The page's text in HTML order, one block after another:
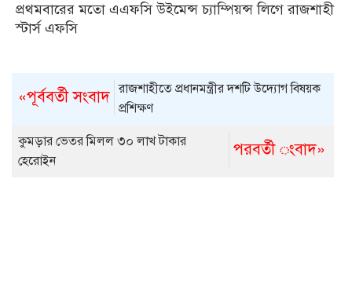
প্রথমবারের মতো এএফসি উইমেন্স চ্যাম্পিয়ন্স লিগে রাজশাহী
স্টার্স এফসি
«পূর্ববর্তী সংবাদ রাজশাহীতে প্রধানমন্ত্রীর দশটি উদ্যোগ বিষয়ক
প্রশিক্ষণ
পরবর্তী ংবাদ»
কুমড়ার ভেতর মিলল ৩০ লাখ টাকার
হেরোইন